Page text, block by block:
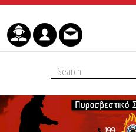
Μετάβαση στο περιεχόμενο